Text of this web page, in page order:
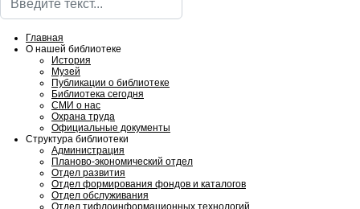
Главная
О нашей библиотеке
История
Музей
Публикации о библиотеке
Библиотека сегодня
СМИ о нас
Охрана труда
Официальные документы
Структура библиотеки
Администрация
Планово-экономический отдел
Отдел развития
Отдел формирования фондов и каталогов
Отдел обслуживания
Отдел тифлоинформационных технологий